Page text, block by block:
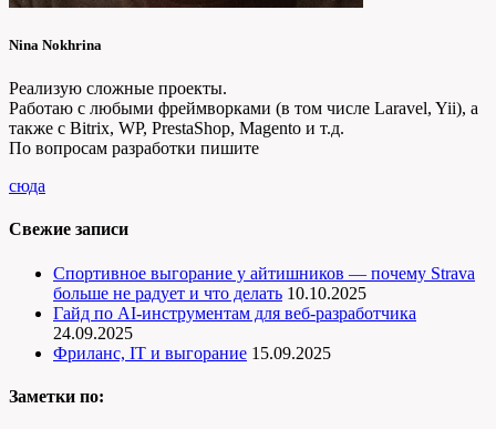
Nina Nokhrina
Реализую сложные проекты.
Работаю с любыми фреймворками (в том числе Laravel, Yii), а
также с Bitrix, WP, PrestaShop, Magento и т.д.
По вопросам разработки пишите
сюда
Свежие записи
Спортивное выгорание у айтишников — почему Strava
больше не радует и что делать 10.10.2025
Гайд по AI-инструментам для веб-разработчика
24.09.2025
Фриланс, IT и выгорание 15.09.2025
Заметки по: